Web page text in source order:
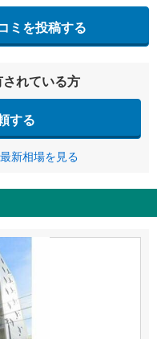
ミを投稿する
れている方
する
新相場を見る